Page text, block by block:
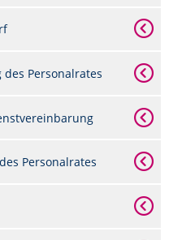
Personalrates
Personalrates